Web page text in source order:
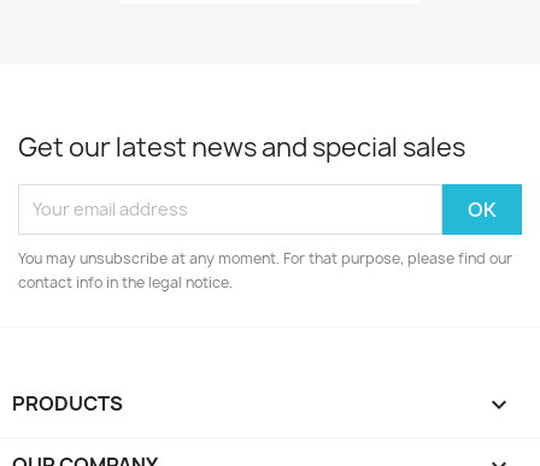
Get our latest news and special sales
You may unsubscribe at any moment. For that purpose, please find our
contact info in the legal notice.
PRODUCTS 